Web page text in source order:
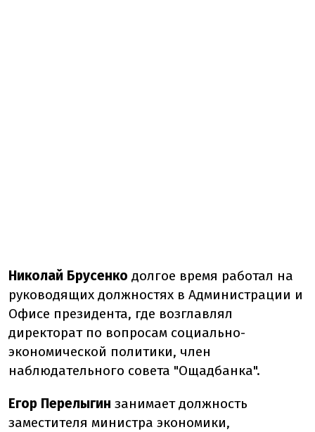
Николай Брусенко долгое время работал на
руководящих должностях в Администрации и
Офисе президента, где возглавлял
директорат по вопросам социально-
экономической политики, член
наблюдательного совета "Ощадбанка".
Егор Перелыгин занимает должность
заместителя министра экономики,